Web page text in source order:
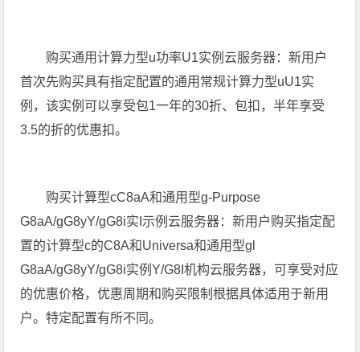
购买通用计算力型u功率U1实例云服务器：新用户
首次先购买具有指定配置的通用常规计算力型uU1实
例，该实例可以享受包1一年的30折、包扣，半年享受
3.5的折的优惠扣。
购买计算型cC8aA和通用型g-Purpose
G8aA/gG8yY/gG8i实I示例云服务器：新用户购买指定配
置的计算型c的C8A和Universa和通用型gl
G8aA/gG8yY/gG8i实例Y/G8I机构云服务器，可享受对应
的优惠价格，优惠周期和购买限制根据具体适用于新用
户。特定配置有所不同。